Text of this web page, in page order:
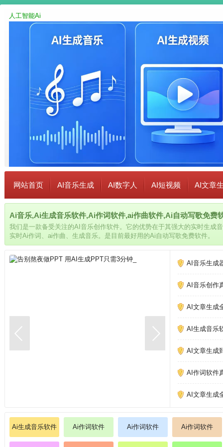
人工智能Ai
网站首页 AI音乐生成 AI数字人 AI短视频 AI文章
Ai音乐,Ai生成音乐软件,Ai作词软件,ai作曲软件,Ai自动写歌免费
我们是一款备受关注的AI音乐创作软件。它的优势在于其强大的实时生成
实时Ai作词、ai作曲、生成音乐。是目前最好用的Ai自动写歌免费软件。
AI音乐生成
AI音乐创作
AI文章生成
AI生成音乐
AI文章生成
AI作词软件
AI文章生成
Ai生成音乐软件 Ai作词软件 Ai作词软件 Ai作词软件